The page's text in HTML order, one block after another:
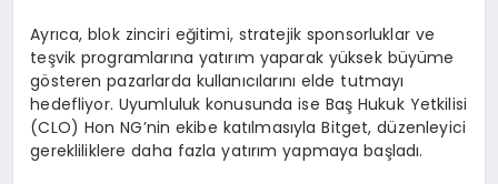
Ayrıca, blok zinciri eğitimi, stratejik sponsorluklar ve
teşvik programlarına yatırım yaparak yüksek büyüme
gösteren pazarlarda kullanıcılarını elde tutmayı
hedefliyor. Uyumluluk konusunda ise Baş Hukuk Yetkilisi
(CLO) Hon NG’nin ekibe katılmasıyla Bitget, düzenleyici
gerekliliklere daha fazla yatırım yapmaya başladı.